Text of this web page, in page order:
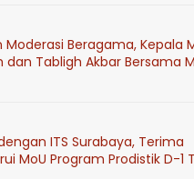
Beragama, Kepala
Tabligh Akbar Bersama
ITS Surabaya, Terima
MoU Program Prodistik D-1